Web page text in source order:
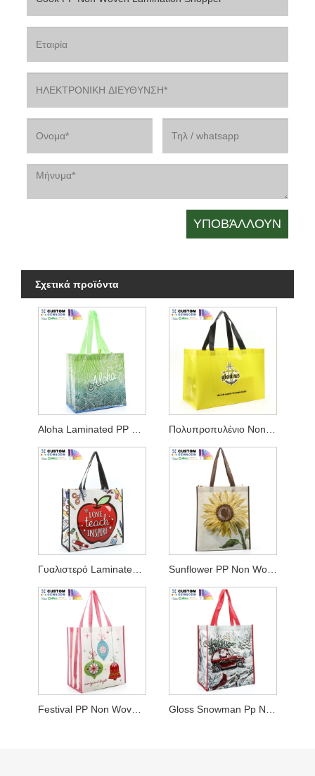
Σχετικά προϊόντα
Γυαλιστερό Laminated Non-woven Tote Shopper
Festival PP Non Woven Shopper